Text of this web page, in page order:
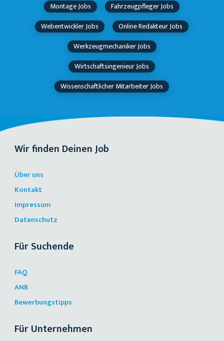
Montage Jobs
Fahrzeugpfleger Jobs
Webentwickler Jobs
Online Redakteur Jobs
Werkzeugmechaniker Jobs
Wirtschaftsingenieur Jobs
Wissenschaftlicher Mitarbeiter Jobs
Wir finden Deinen Job
Über uns
Kontakt
Impressum
Datenschutz
Für Suchende
FAQ
ANB
Bewerbungstipps
Für Unternehmen